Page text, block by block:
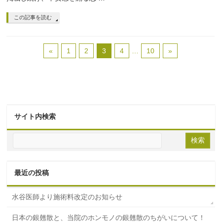
この記事を読む
« 1 2 3 4 10 »
サイト内検索
最近の投稿
水谷医師より施術料改定のお知らせ
日本の銀翹散と、当院のホンモノの銀翹散のちがいについて！